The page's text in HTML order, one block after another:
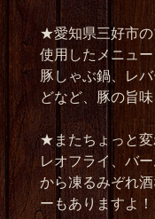
★愛知県三好市の
使用したメニュ
豚しゃぶ鍋、レ
どなど、豚の旨
★またちょっと変
レオフライ、バ
から凍るみぞれ
ーもありますよ！